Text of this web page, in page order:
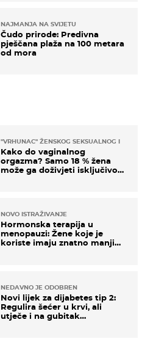
"VRHUNAC" ŽENSKOG SEKSUALNOG ISKUSTVA
Kako do vaginalnog
orgazma? Samo 18 % žena
može ga doživjeti isključivo
NOVO ISTRAŽIVANJE
Hormonska terapija u
menopauzi: Žene koje je
koriste imaju znatno manji
NEDAVNO JE ODOBREN
Novi lijek za dijabetes tip 2:
Regulira šećer u krvi, ali
utječe i na gubitak
NAJMANJA NA SVIJETU
Čudo prirode: Predivna
pješčana plaža na 100 metara
od mora